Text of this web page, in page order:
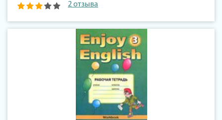
2 отзыва